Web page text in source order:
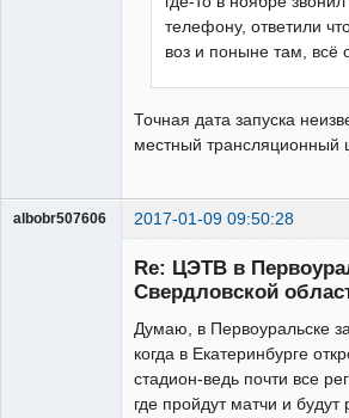
телефону, ответили
воз и поныне там, всё
Точная дата запуска
местный трансляционный
albobr507606 2017-01-09 09:50:28
Re: ЦЭТВ в
Свердловской
Думаю, в Первоуральске
когда в Екатеринбурге
стадион-ведь почти все
где пройдут матчи и будут